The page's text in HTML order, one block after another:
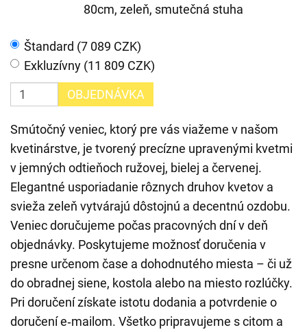
80cm, zeleň, smutečná stuha
Štandard (7 089 CZK)
Exkluzívny (11 809 CZK)
OBJEDNÁVKA
Smútočný veniec, ktorý pre vás viažeme v našom
kvetinárstve, je tvorený precízne upravenými kvetmi
v jemných odtieňoch ružovej, bielej a červenej.
Elegantné usporiadanie rôznych druhov kvetov a
svieža zeleň vytvárajú dôstojnú a decentnú ozdobu.
Veniec doručujeme počas pracovných dní v deň
objednávky. Poskytujeme možnosť doručenia v
presne určenom čase a dohodnutého miesta – či už
do obradnej siene, kostola alebo na miesto rozlúčky.
Pri doručení získate istotu dodania a potvrdenie o
doručení e‑mailom. Všetko pripravujeme s citom a